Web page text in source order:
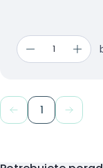
1